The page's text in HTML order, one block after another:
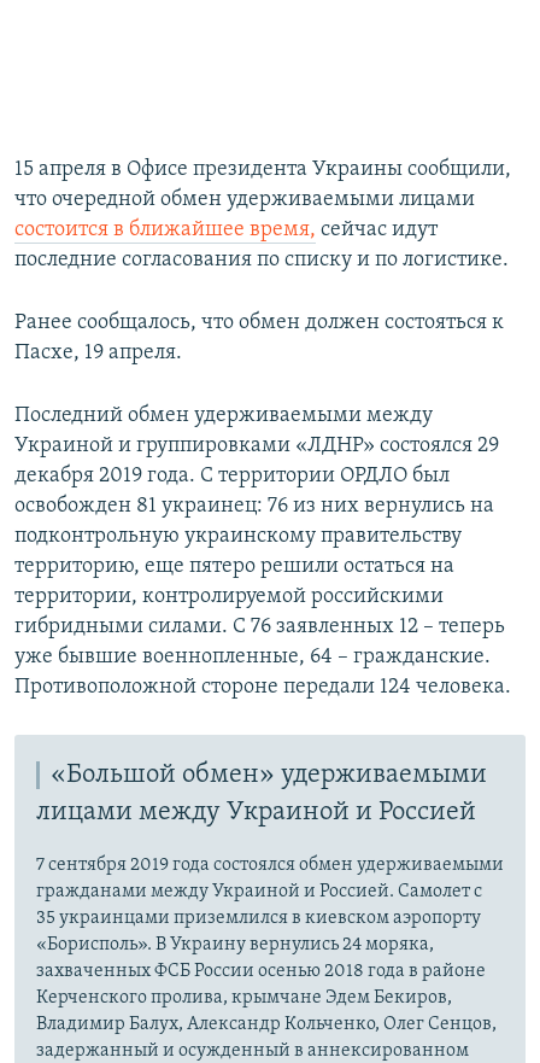
15 апреля в Офисе президента Украины сообщили,
что очередной обмен удерживаемыми лицами
состоится в ближайшее время, сейчас идут
последние согласования по списку и по логистике.
Ранее сообщалось, что обмен должен состояться к
Пасхе, 19 апреля.
Последний обмен удерживаемыми между
Украиной и группировками «ЛДНР» состоялся 29
декабря 2019 года. С территории ОРДЛО был
освобожден 81 украинец: 76 из них вернулись на
подконтрольную украинскому правительству
территорию, еще пятеро решили остаться на
территории, контролируемой российскими
гибридными силами. С 76 заявленных 12 – теперь
уже бывшие военнопленные, 64 – гражданские.
Противоположной стороне передали 124 человека.
«Большой обмен» удерживаемыми
лицами между Украиной и Россией
7 сентября 2019 года состоялся обмен удерживаемыми
гражданами между Украиной и Россией. Самолет с
35 украинцами приземлился в киевском аэропорту
«Борисполь». В Украину вернулись 24 моряка,
захваченных ФСБ России осенью 2018 года в районе
Керченского пролива, крымчане Эдем Бекиров,
Владимир Балух, Александр Кольченко, Олег Сенцов,
задержанный и осужденный в аннексированном